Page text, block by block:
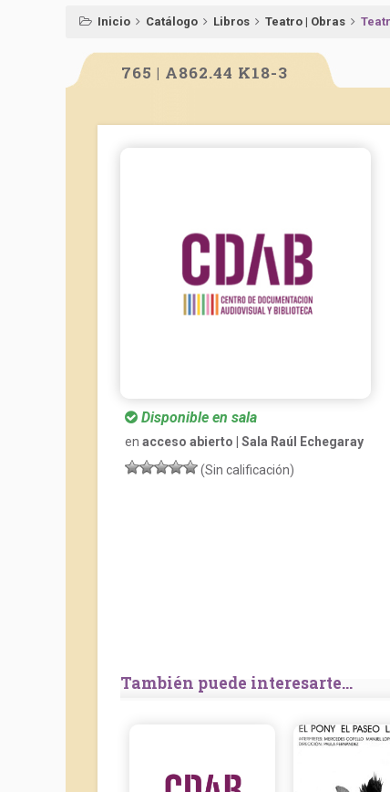
Inicio Catálogo Libros Teatro | Obras
765 | A862.44 K18-3
Disponible en sala
en acceso abierto | Sala Raúl Echegaray
(Sin calificación)
También puede interesarte...